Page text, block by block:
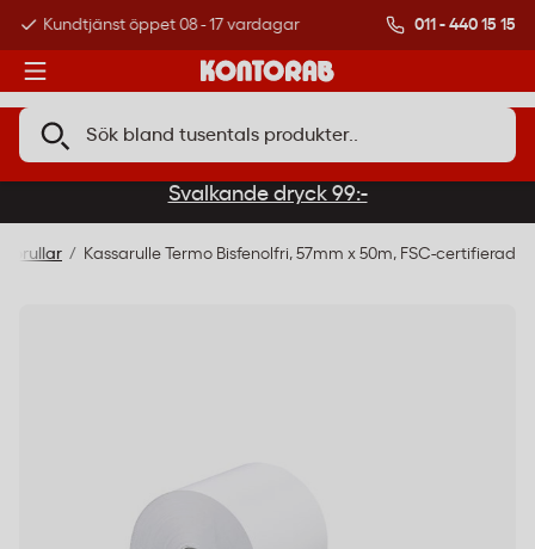
Kundtjänst öppet 08 - 17 vardagar Över 500 000
011 - 440 15 15
Svalkande dryck 99:-
Kassarulle Termo Bisfenolfri, 57mm x 50m, FSC-certifierad